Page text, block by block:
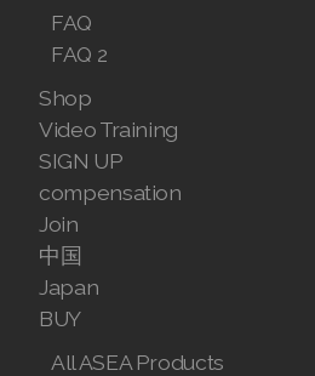
FAQ
FAQ 2
Shop
Video Training
SIGN UP
compensation
Join
中国
Japan
BUY
All ASEA Products
Join ASEA Malaysia (English)
Join ASEA Mexico (Español)
Join ASEA Netherlands (Nederlands)
Join ASEA New Zealand (English)
Join ASEA Norway (Norsk)